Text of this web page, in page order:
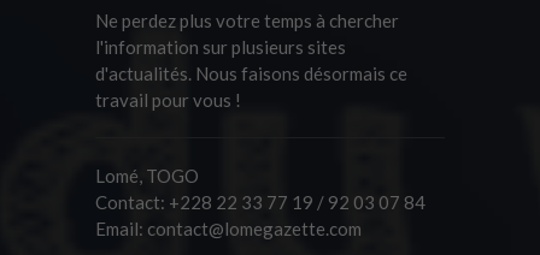
Ne perdez plus votre temps à chercher
l'information sur plusieurs sites
d'actualités. Nous faisons désormais ce
travail pour vous !
Lomé, TOGO
Contact: +228 22 33 77 19 / 92 03 07 84
Email: contact@lomegazette.com